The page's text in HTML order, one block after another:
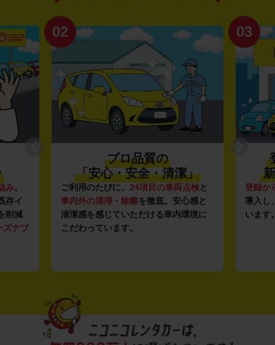
み。
存イ
削減
ズナブ
02
プロ品質の
「安心・安全・清潔」
ご利用のたびに、 24項目の車両点検と
車内外の清掃・除菌を徹底。安心感と
清潔感を感じていただける車内環境に
こだわっています。
03
登録か
導入し
います